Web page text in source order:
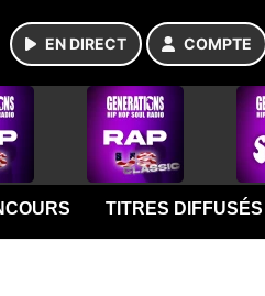
EN DIRECT COMPTE
TITRES DIFFUSÉS